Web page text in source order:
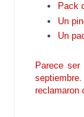
Pack
Un
Un
Parece
reclamaron